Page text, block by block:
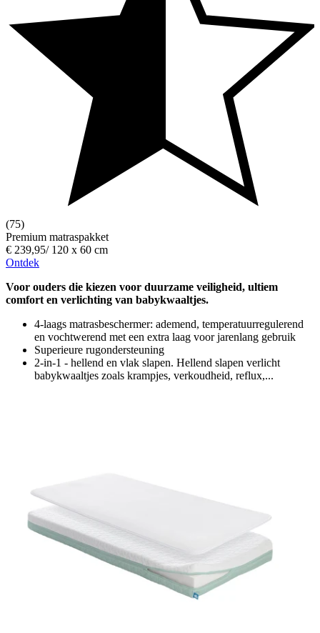
(75)
Premium matraspakket
€ 239,95/ 120 x 60 cm
Ontdek
Voor ouders die kiezen voor duurzame veiligheid, ultiem
comfort en verlichting van babykwaaltjes.
4-laags matrasbeschermer: ademend, temperatuurregulerend
en vochtwerend met een extra laag voor jarenlang gebruik
Superieure rugondersteuning
2-in-1 - hellend en vlak slapen. Hellend slapen verlicht
babykwaaltjes zoals krampjes, verkoudheid, reflux,...